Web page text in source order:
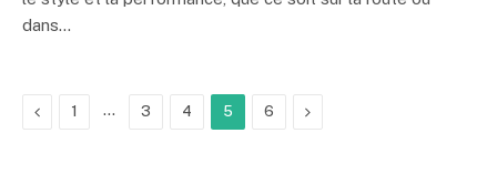
dans…
Précédent
1 … 3 4 5 6 Suivant